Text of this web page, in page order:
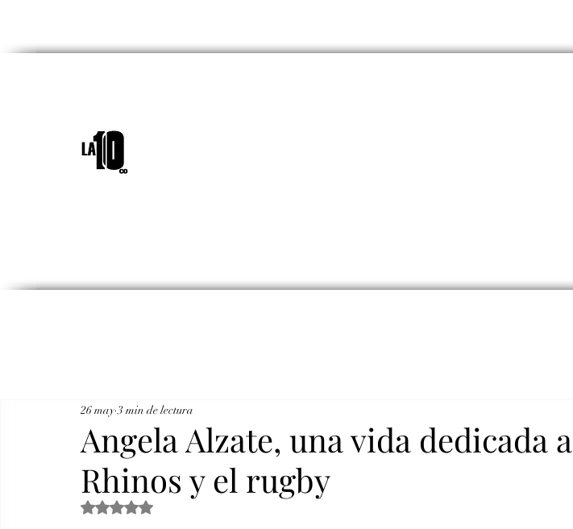
Angela Alzate, una vida dedicada a
Rhinos y el rugby
26 may 3 min de lectura
Obtuvo NaN de 5 estrellas.